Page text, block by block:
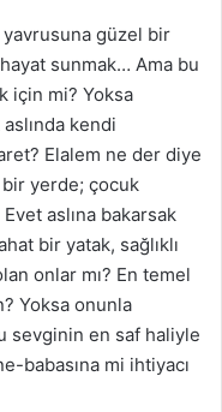
güzel bir
sunmak… Ama bu
için mi? Yoksa
aslında kendi
Elalem ne der diye
bir yerde; çocuk
aslına bakarsak
bir yatak, sağlıklı
onlar mı? En temel
Yoksa onunla
sevginin en saf haliyle
babasına mi ihtiyacı